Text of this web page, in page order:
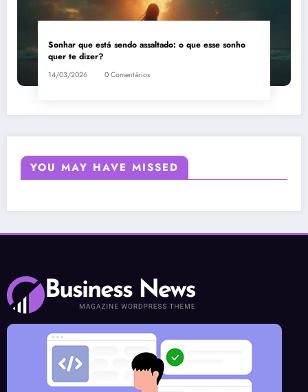
Sonhar que está sendo assaltado: o que esse sonho
quer te dizer?
14/03/2026 0 Comentários
YOU MAY HAVE MISSED